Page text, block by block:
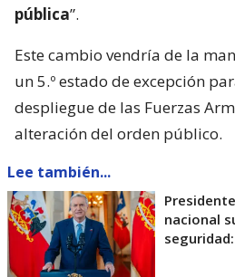
pública”.
Este cambio vendría de la
un 5.º estado de excepción
despliegue de las Fuerzas
alteración del orden público.
Lee también...
nacional